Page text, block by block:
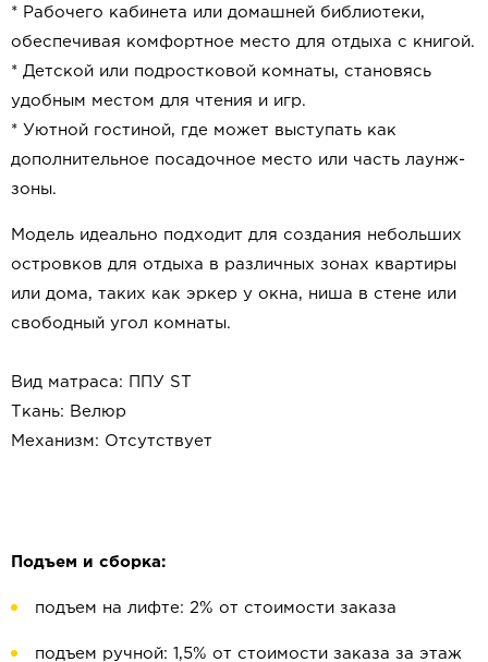
* Рабочего кабинета или домашней библиотеки,
обеспечивая комфортное место для отдыха с книгой.
* Детской или подростковой комнаты, становясь
удобным местом для чтения и игр.
* Уютной гостиной, где может выступать как
дополнительное посадочное место или часть лаунж-
зоны.
Модель идеально подходит для создания небольших
островков для отдыха в различных зонах квартиры
или дома, таких как эркер у окна, ниша в стене или
свободный угол комнаты.
Вид матраса: ППУ ST
Ткань: Велюр
Механизм: Отсутствует
Подъем и сборка:
подъем на лифте: 2% от стоимости заказа
подъем ручной: 1,5% от стоимости заказа за этаж